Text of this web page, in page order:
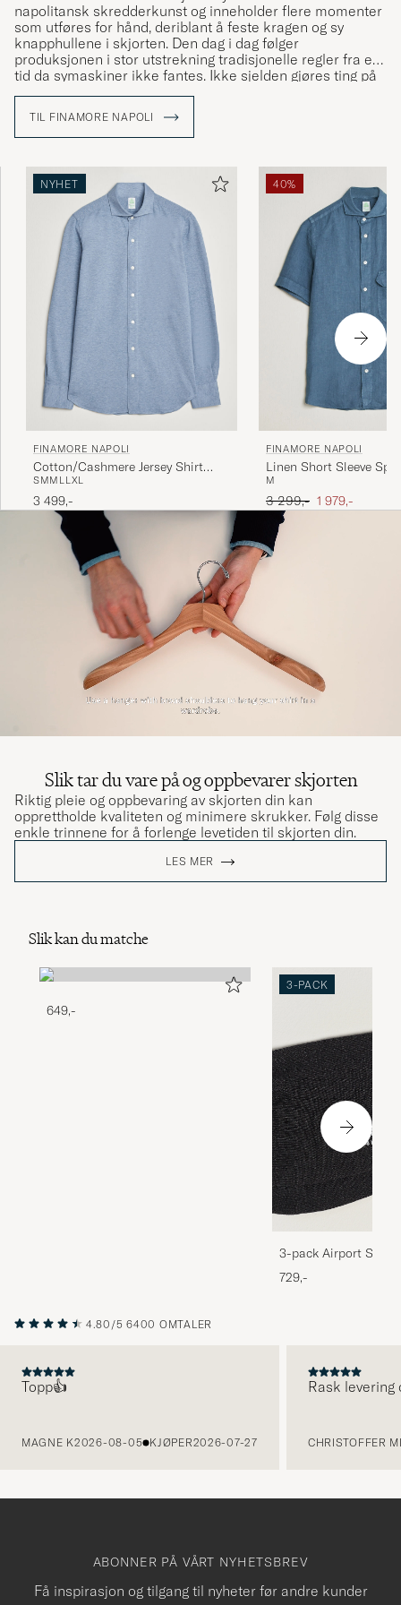
napolitansk skredderkunst og inneholder flere momenter
som utføres for hånd, deriblant å feste kragen og sy
knapphullene i skjorten. Den dag i dag følger
produksjonen i stor utstrekning tradisjonelle regler fra en
tid da symaskiner ikke fantes. Ikke sjelden gjøres ting på
samme måte som den gangen Caroline, varemerkets
TIL FINAMORE NAPOLI
NYHET
FINAMORE NAPOLI
Cotton/Cashmere Jersey Shirt
Light Blue
SMM LLXL
3 499,-
40%
FINAMORE NAPOLI
Linen Short Sleeve
Dark Blue
M
Ordinær pris
3 299,- Nedsatt pris
1 979,-
Slik tar du vare på og oppbevarer skjorten
Riktig pleie og oppbevaring av skjorten din kan
opprettholde kvaliteten og minimere skrukker. Følg disse
enkle trinnene for å forlenge levetiden til skjorten din.
LES MER
Slik kan du matche
649,-
3-PACK
3-pack Airport
Melange
729,-
4.80/5 6400 OMTALER
Topp👍
MAGNE K2026-08-05 KJØPER2026-07-27
Rask
CHRISTOFFER
ABONNER PÅ VÅRT NYHETSBREV
Få inspirasjon og tilgang til nyheter før andre kunder